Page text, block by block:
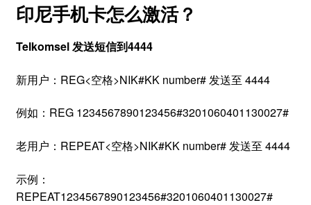
印尼手机卡怎么激活？
Telkomsel 发送短信到4444
新用户：REG<空格>NIK#KK number# 发送至 4444
例如：REG 1234567890123456#3201060401130027#
老用户：REPEAT<空格>NIK#KK number# 发送至 4444
示例：
REPEAT1234567890123456#3201060401130027#